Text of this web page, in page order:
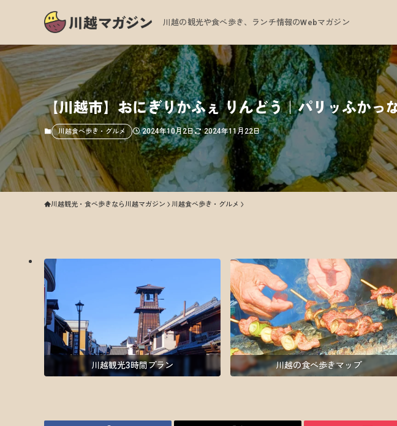
川越の観光や食べ歩き、ランチ情報のWebマガジン
【川越市】おにぎりかふぇ りんどう｜パリッふかっ
川越食べ歩き・グルメ 2024年10月2日 2024年11月22日
川越観光・食べ歩きなら川越マガジン 川越食べ歩き・グルメ
川越観光3時間プラン 川越の食べ歩きマップ